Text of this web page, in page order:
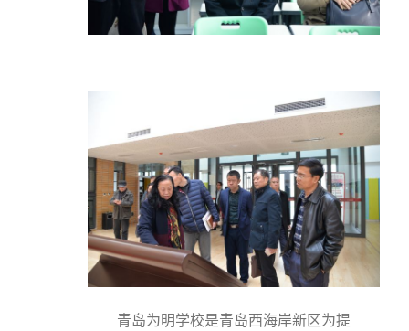
青岛为明学校是青岛西海岸新区为提